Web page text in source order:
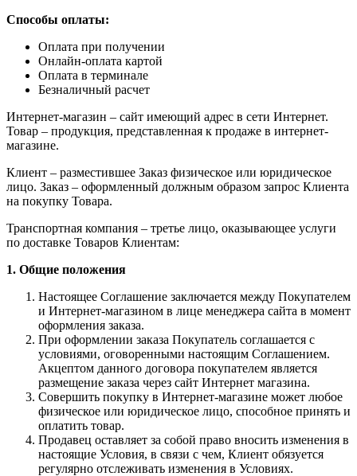
Способы оплаты:
Оплата при получении
Онлайн-оплата картой
Оплата в терминале
Безналичный расчет
Интернет-магазин – сайт имеющий адрес в сети Интернет.
Товар – продукция, представленная к продаже в интернет-
магазине.
Клиент – разместившее Заказ физическое или юридическое
лицо. Заказ – оформленный должным образом запрос Клиента
на покупку Товара.
Транспортная компания – третье лицо, оказывающее услуги
по доставке Товаров Клиентам:
1. Общие положения
Настоящее Соглашение заключается между Покупателем
и Интернет-магазином в лице менеджера сайта в момент
оформления заказа.
При оформлении заказа Покупатель соглашается с
условиями, оговоренными настоящим Соглашением.
Акцептом данного договора покупателем является
размещение заказа через сайт Интернет магазина.
Совершить покупку в Интернет-магазине может любое
физическое или юридическое лицо, способное принять и
оплатить товар.
Продавец оставляет за собой право вносить изменения в
настоящие Условия, в связи с чем, Клиент обязуется
регулярно отслеживать изменения в Условиях.